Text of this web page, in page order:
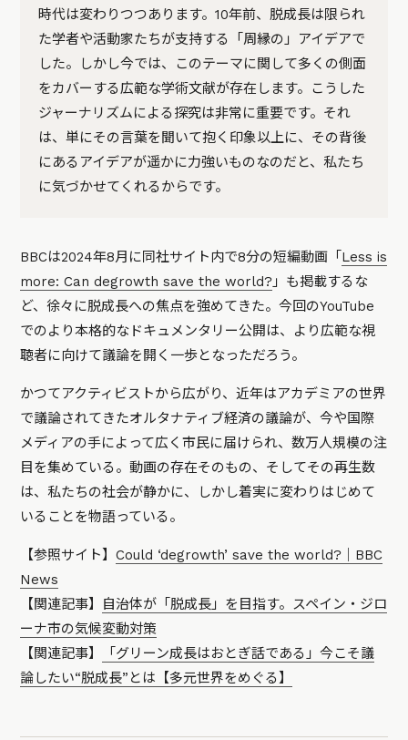
時代は変わりつつあります。10年前、脱成長は限られ
た学者や活動家たちが支持する「周縁の」アイデアで
した。しかし今では、このテーマに関して多くの側面
をカバーする広範な学術文献が存在します。こうした
ジャーナリズムによる探究は非常に重要です。それ
は、単にその言葉を聞いて抱く印象以上に、その背後
にあるアイデアが遥かに力強いものなのだと、私たち
に気づかせてくれるからです。
BBCは2024年8月に同社サイト内で8分の短編動画「 Less is
more: Can degrowth save the world? 」も掲載するな
ど、徐々に脱成長への焦点を強めてきた。今回のYouTube
でのより本格的なドキュメンタリー公開は、より広範な視
聴者に向けて議論を開く一歩となっただろう。
かつてアクティビストから広がり、近年はアカデミアの世界
で議論されてきたオルタナティブ経済の議論が、今や国際
メディアの手によって広く市民に届けられ、数万人規模の注
目を集めている。動画の存在そのもの、そしてその再生数
は、私たちの社会が静かに、しかし着実に変わりはじめて
いることを物語っている。
【参照サイト】Could ‘degrowth’ save the world?｜BBC
News
【関連記事】 自治体が「脱成長」を目指す。スペイン・ジロ
ーナ市の気候変動対策
【関連記事】
「グリーン成長はおとぎ話である」今こそ議
論したい“脱成長”とは【多元世界をめぐる】